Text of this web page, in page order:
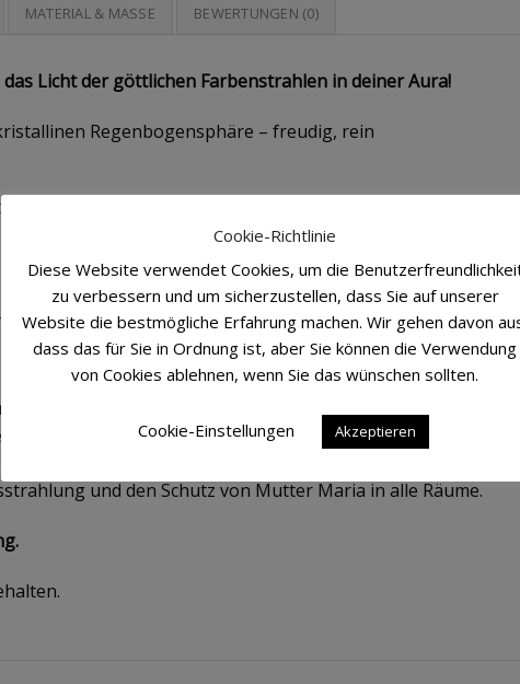
MATERIAL & MASSE BEWERTUNGEN (0)
Licht der göttlichen Farbenstrahlen in deiner Aura!
Regenbogensphäre – freudig, rein
von Mutter Maria“
den du gerade benötigst
und verwandelt jeden Raum in die Schwingung der
Farben und Düfte, verbreitet eine kindlich reine und
und den Schutz von Mutter Maria in alle Räume.
Cookie-Richtlinie
Diese Website verwendet Cookies, um die
zu verbessern und um sicherzustellen, dass Sie auf unserer
Website die bestmögliche Erfahrung machen. Wir gehen davon
dass das für Sie in Ordnung ist, aber Sie können die Verwendung
von Cookies ablehnen, wenn Sie das wünschen sollten.
Cookie-Einstellungen Akzeptieren